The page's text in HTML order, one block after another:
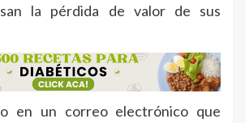
la pérdida de valor de sus
en un correo electrónico que